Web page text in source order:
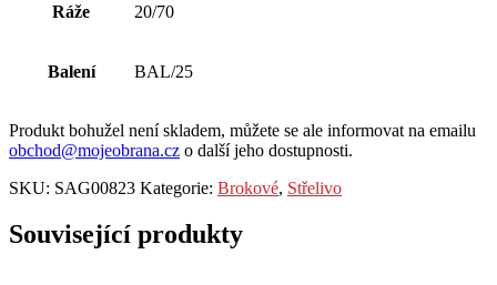
Ráže 20/70
Balení BAL/25
Produkt bohužel není skladem, můžete se ale informovat na emailu
obchod@mojeobrana.cz o další jeho dostupnosti.
SKU: SAG00823 Kategorie: Brokové, Střelivo
Související produkty